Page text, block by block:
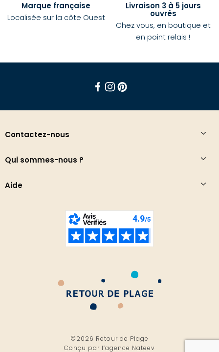
Marque française
Localisée sur la côte Ouest
Livraison 3 à 5 jours
ouvrés
Chez vous, en boutique et
en point relais !
Contactez-nous
Qui sommes-nous ?
Aide
©2026 Retour de Plage
Conçu par l’agence Nateev